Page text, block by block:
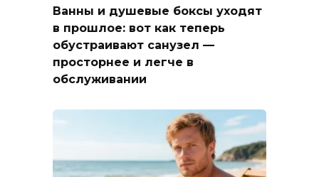
Ванны и душевые боксы уходят
в прошлое: вот как теперь
обустраивают санузел —
просторнее и легче в
обслуживании